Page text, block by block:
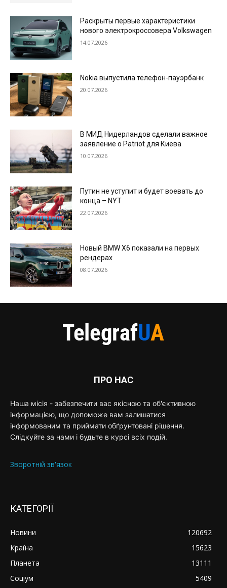
Раскрыты первые характеристики
нового электрокроссовера Volkswagen
14.07.2026
Nokia выпустила телефон-пауэрбанк
20.07.2026
В МИД Нидерландов сделали важное
заявление о Patriot для Киева
10.07.2026
Путин не уступит и будет воевать до
конца – NYT
22.07.2026
Новый BMW X6 показали на первых
рендерах
08.07.2026
ПРО НАС
Наша місія - забезпечити вас якісною та об'єктивною
інформацією, що допоможе вам залишатися
інформованим та приймати обґрунтовані рішення.
Слідкуйте за нами і будьте в курсі всіх подій.
Зворотній зв'язок
КАТЕГОРІЇ
Новини
120692
Країна
15623
Планета
13111
Соціум
5409